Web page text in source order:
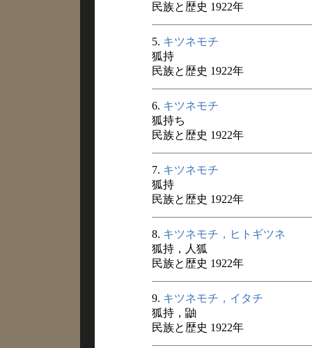
民族と歴史 1922年
5. キツネモチ
狐持
民族と歴史 1922年
6. キツネモチ
狐持ち
民族と歴史 1922年
7. キツネモチ
狐持
民族と歴史 1922年
8. キツネモチ，ヒトギツネ
狐持，人狐
民族と歴史 1922年
9. キツネモチ，イタチ
狐持，鼬
民族と歴史 1922年